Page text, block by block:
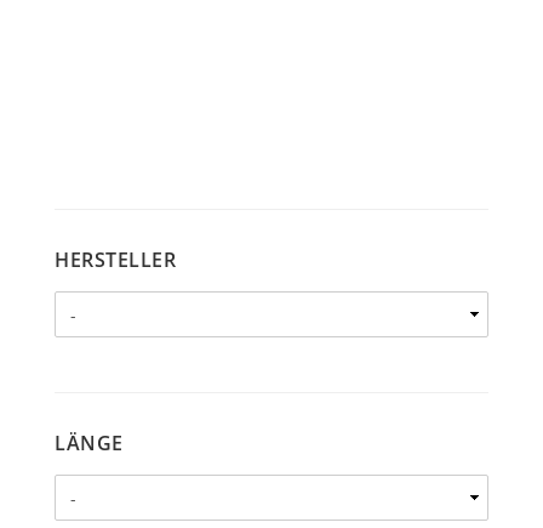
HERSTELLER
HERSTELLER
LÄNGE
LÄNGE